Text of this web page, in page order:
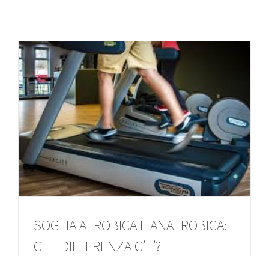
SOGLIA AEROBICA E ANAEROBICA:
CHE DIFFERENZA C’E’?